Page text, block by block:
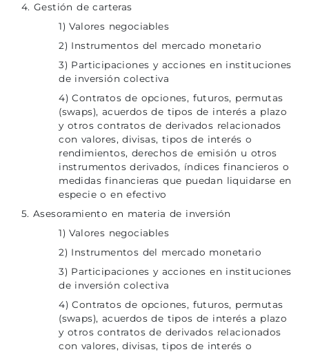
4. Gestión de carteras
1) Valores negociables
2) Instrumentos del mercado monetario
3) Participaciones y acciones en instituciones
de inversión colectiva
4) Contratos de opciones, futuros, permutas
(swaps), acuerdos de tipos de interés a plazo
y otros contratos de derivados relacionados
con valores, divisas, tipos de interés o
rendimientos, derechos de emisión u otros
instrumentos derivados, índices financieros o
medidas financieras que puedan liquidarse en
especie o en efectivo
5. Asesoramiento en materia de inversión
1) Valores negociables
2) Instrumentos del mercado monetario
3) Participaciones y acciones en instituciones
de inversión colectiva
4) Contratos de opciones, futuros, permutas
(swaps), acuerdos de tipos de interés a plazo
y otros contratos de derivados relacionados
con valores, divisas, tipos de interés o